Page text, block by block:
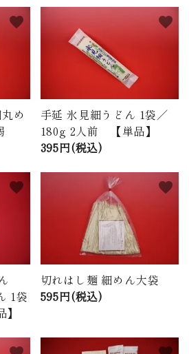
め
favorite
手延 氷見細うどん 1袋／
180g 2人前 【単品】
395円(税込)
favorite
1袋
favorite
切れはし麺 細めん大袋
595円(税込)
favorite